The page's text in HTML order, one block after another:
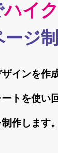
ハイ
ジ
インを作
トを使い
作します。